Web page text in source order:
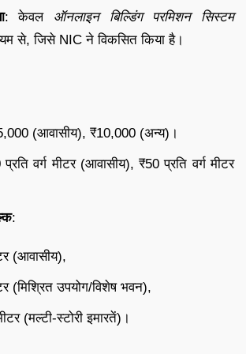
: केवल ऑनलाइन बिल्डिंग परमिशन सिस्टम
से, जिसे NIC ने विकसित किया है।
(आवासीय), ₹10,000 (अन्य)।
वर्ग मीटर (आवासीय), ₹50 प्रति वर्ग मीटर
:
(आवासीय),
(मिश्रित उपयोग/विशेष भवन),
(मल्टी-स्टोरी इमारतें)।